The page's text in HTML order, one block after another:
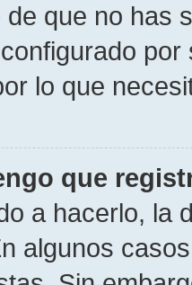
que no has
lo que
que
a hacerlo, la
algunos